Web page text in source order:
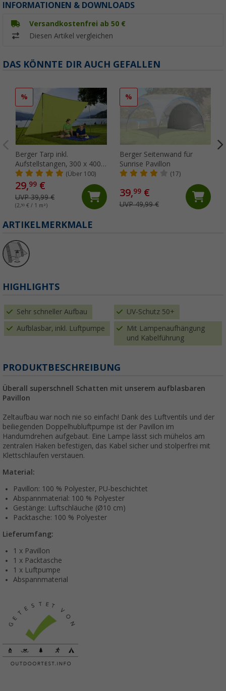
INFORMATIONEN & DOWNLOADS
Versandkostenfrei ab 50 €
Diesen Artikel vergleichen
DAS KÖNNTE DIR AUCH GEFALLEN
%
Berger Tarp inkl.
Aufstellstangen, 300 x 400
cm
(Über 100)
29,99 €
UVP 39,99 €
(2,50 € / 1 m²)
%
Berger Seitenwand für
Sunrise Pavillon
(17)
39,99€
UVP 49,99 €
ARTIKELMERKMALE
HIGHLIGHTS
Sehr schneller Aufbau UV-Schutz 50+
Aufblasbar, inkl. Luftpumpe
Mit Lampenaufhängung
und Kabelführung
PRODUKTBESCHREIBUNG
Überall superschnell Schatten mit unserem aufblasbaren
Pavillon
Zeltaufbau war noch nie so einfach! Dank des Luftventils und der
beiliegenden Doppelhubluftpumpe ist der Pavillon im
Handumdrehen aufgebaut. Eine Lampe lässt sich mühelos am
zentralen Haken befestigen, das Kabel sicher und stolperfrei mit
Klettschlaufen verstauen.
Material:
Pavillon: 100 % Polyester, PU-beschichtet
Abspannmaterial: 100 % Polyester
Gestänge: Luftschläuche (Ø10 cm)
Packtasche: 100 % Polyester
Lieferumfang:
1 x Pavillon
1 x Packtasche
1 x Luftpumpe
Abspannmaterial